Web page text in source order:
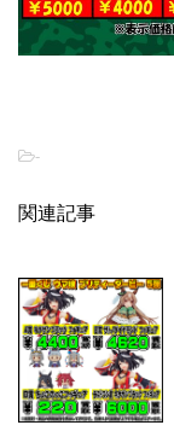
-
関連記事